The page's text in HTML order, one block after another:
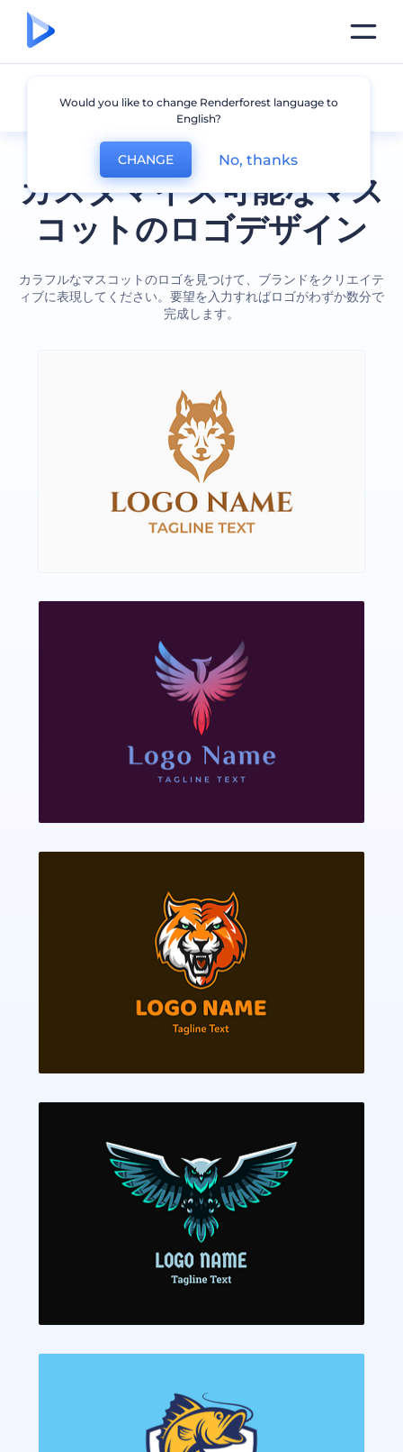
カスタマイズ可能なマス
コットのロゴデザイン
カラフルなマスコットのロゴを見つけて、ブランドをクリエイテ
ィブに表現してください。要望を入力すればロゴがわずか数分で
完成します。
マスコット
Would you like to change Renderforest language to
English?
CHANGE No, thanks